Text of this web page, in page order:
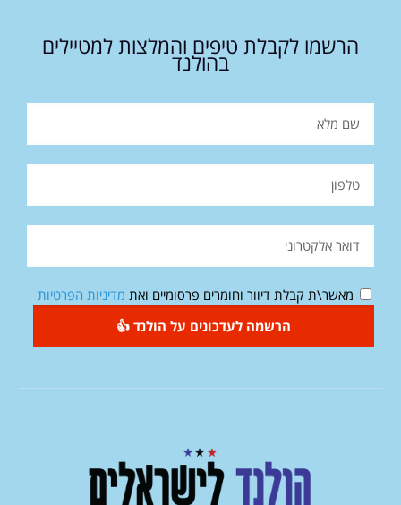
הרשמו לקבלת טיפים והמלצות למטיילים
בהולנד
מאשר\ת קבלת דיוור וחומרים פרסומיים ואת מדיניות הפרטיות
הרשמה לעדכונים על הולנד 👍